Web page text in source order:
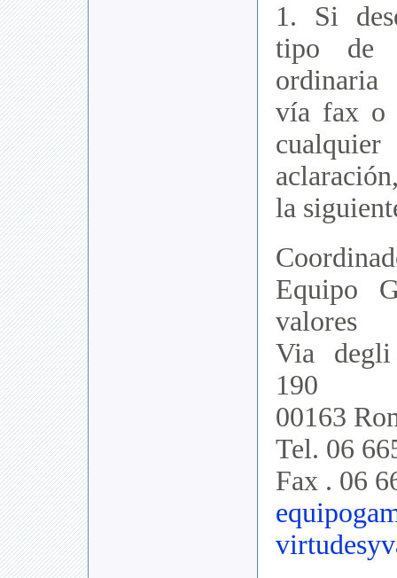
1. Si
tipo de
vía fax o
la
Equipo
valores
Via degli
190
00163
Tel. 06
Fax . 06